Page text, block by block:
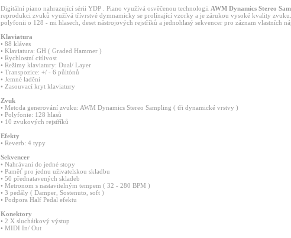
Digitální piano nahrazující sérii YDP . Piano využívá osvěčenou technologii AWM Dynamics Stereo
reprodukci zvuků využívá třívrstvé dymnamicky se prolínající vzorky a je zárukou vysoké kvality
polyfonii o 128 - mi hlasech, deset nástrojových rejstříků a jednohlasý sekvencer pro záznam vlastních
Klaviatura
• 88 kláves
• Klaviatura: GH ( Graded Hammer )
• Rychlostní citlivost
• Režimy klaviatury: Dual/ Layer
• Transpozice: +/ - 6 půltónů
• Jemné ladění
• Zasouvací kryt klaviatury
Zvuk
• Metoda generování zvuku: AWM Dynamics Stereo Sampling ( tři dynamické vrstvy )
• Polyfonie: 128 hlasů
• 10 zvukových rejstříků
Efekty
• Reverb: 4 typy
Sekvencer
• Nahrávaní do jedné stopy
• Paměť pro jednu uživatelskou skladbu
• 50 přednatavených skladeb
• Metronom s nastavitelným tempem ( 32 - 280 BPM )
• 3 pedály ( Damper, Sostenuto, soft )
• Podpora Half Pedal efektu
Konektory
• 2 X sluchátkový výstup
• MIDI In/ Out